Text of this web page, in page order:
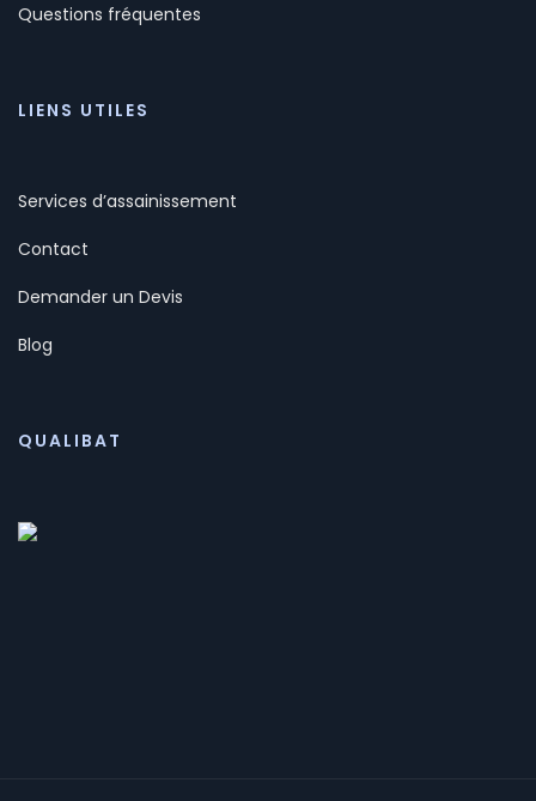
Questions fréquentes
LIENS UTILES
Services d’assainissement
Contact
Demander un Devis
Blog
QUALIBAT